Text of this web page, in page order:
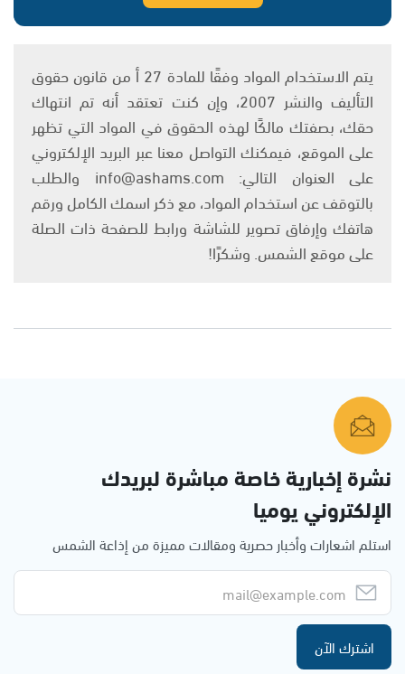
يتم الاستخدام المواد وفقًا للمادة 27 أ من قانون حقوق
التأليف والنشر 2007، وإن كنت تعتقد أنه تم انتهاك
حقك، بصفتك مالكًا لهذه الحقوق في المواد التي تظهر
على الموقع، فيمكنك التواصل معنا عبر البريد الإلكتروني
على العنوان التالي: info@ashams.com والطلب
بالتوقف عن استخدام المواد، مع ذكر اسمك الكامل ورقم
هاتفك وإرفاق تصوير للشاشة ورابط للصفحة ذات الصلة
على موقع الشمس. وشكرًا!
نشرة إخبارية خاصة مباشرة لبريدك
الإلكتروني يوميا
استلم اشعارات وأخبار حصرية ومقالات مميزة من إذاعة الشمس
اشترك الآن